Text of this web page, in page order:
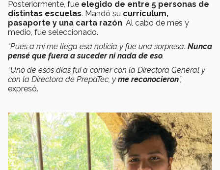
Posteriormente, fue elegido de entre 5 personas de
distintas escuelas. Mandó su currículum,
pasaporte y una carta razón. Al cabo de mes y
medio, fue seleccionado.
“Pues a mí me llega esa noticia y fue una sorpresa. Nunca
pensé que fuera a suceder ni nada de eso.
“Uno de esos días fui a comer con la Directora General y
con la Directora de PrepaTec, y me reconocieron”,
expresó.